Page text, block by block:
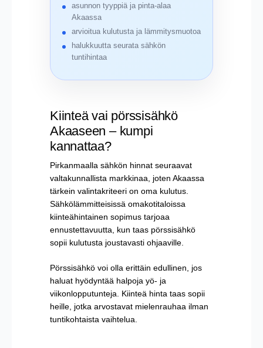
asunnon tyyppiä ja pinta-alaa
Akaassa
arvioitua kulutusta ja lämmitysmuotoa
halukkuutta seurata sähkön
tuntihintaa
Kiinteä vai pörssisähkö
Akaaseen – kumpi
kannattaa?
Pirkanmaalla sähkön hinnat seuraavat
valtakunnallista markkinaa, joten Akaassa
tärkein valintakriteeri on oma kulutus.
Sähkölämmitteisissä omakotitaloissa
kiinteähintainen sopimus tarjoaa
ennustettavuutta, kun taas pörssisähkö
sopii kulutusta joustavasti ohjaaville.
Pörssisähkö voi olla erittäin edullinen, jos
haluat hyödyntää halpoja yö- ja
viikonlopputunteja. Kiinteä hinta taas sopii
heille, jotka arvostavat mielenrauhaa ilman
tuntikohtaista vaihtelua.